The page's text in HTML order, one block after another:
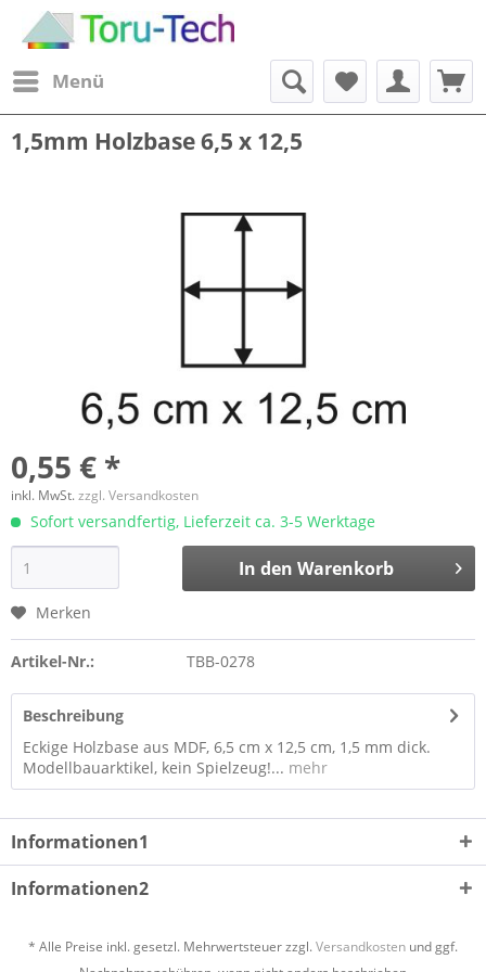
Menü
1,5mm Holzbase 6,5 x 12,5
0,55 € *
inkl. MwSt.zzgl. Versandkosten
Sofort versandfertig, Lieferzeit ca. 3-5 Werktage
In den Warenkorb
Merken
Artikel-Nr.: TBB-0278
Beschreibung
Eckige Holzbase aus MDF, 6,5 cm x 12,5 cm, 1,5 mm dick.
Modellbauarktikel, kein Spielzeug!... mehr
Informationen1
Informationen2
* Alle Preise inkl. gesetzl. Mehrwertsteuer zzgl.Versandkosten und ggf.